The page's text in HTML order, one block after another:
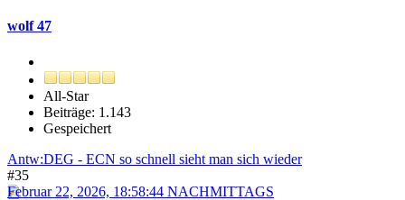
wolf 47
All-Star
Beiträge: 1.143
Gespeichert
Antw:DEG - ECN so schnell sieht man sich wieder
#35
Februar 22, 2026, 18:58:44 NACHMITTAGS